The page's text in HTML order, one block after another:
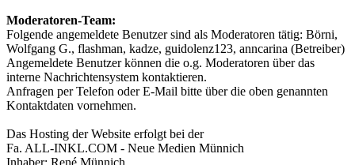
Moderatoren-Team:
Folgende angemeldete Benutzer sind als Moderatoren tätig: Börni,
Wolfgang G., flashman, kadze, guidolenz123, anncarina (Betreiber)
Angemeldete Benutzer können die o.g. Moderatoren über das
interne Nachrichtensystem kontaktieren.
Anfragen per Telefon oder E-Mail bitte über die oben genannten
Kontaktdaten vornehmen.
Das Hosting der Website erfolgt bei der
Fa. ALL-INKL.COM - Neue Medien Münnich